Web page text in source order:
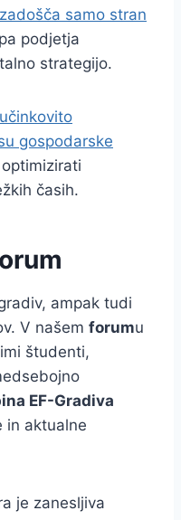
zadošča samo stran
podjetja
strategijo.
učinkovito
gospodarske
časih.
ampak tudi
V našem forumu
študenti,
EF-Gradiva
in aktualne
je zanesljiva